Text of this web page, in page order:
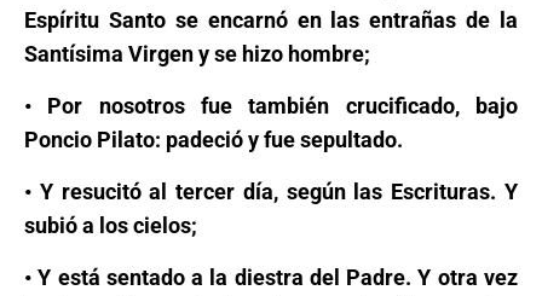
Espíritu Santo se encarnó en las entrañas de la
Santísima Virgen y se hizo hombre;
• Por nosotros fue también crucificado, bajo
Poncio Pilato: padeció y fue sepultado.
• Y resucitó al tercer día, según las Escrituras. Y
subió a los cielos;
• Y está sentado a la diestra del Padre. Y otra vez